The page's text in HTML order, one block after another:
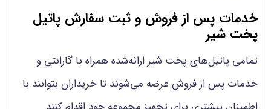
خدمات پس از فروش و ثبت سفارش پاتیل
پخت شیر
تمامی پاتیل‌های پخت شیر ارائه‌شده همراه با گارانتی و
خدمات پس از فروش عرضه می‌شوند تا خریداران بتوانند با